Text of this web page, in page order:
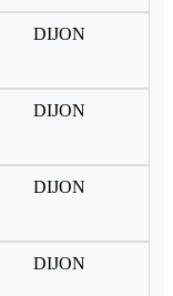
DIJON
DIJON
DIJON
DIJON